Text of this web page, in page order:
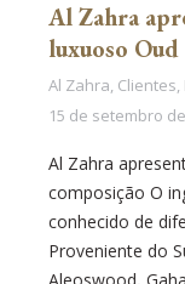
Al Zahra
luxuoso
Al Zahra, Clientes,
15 de setembro
Al Zahra
composição O
conhecido de
Proveniente do